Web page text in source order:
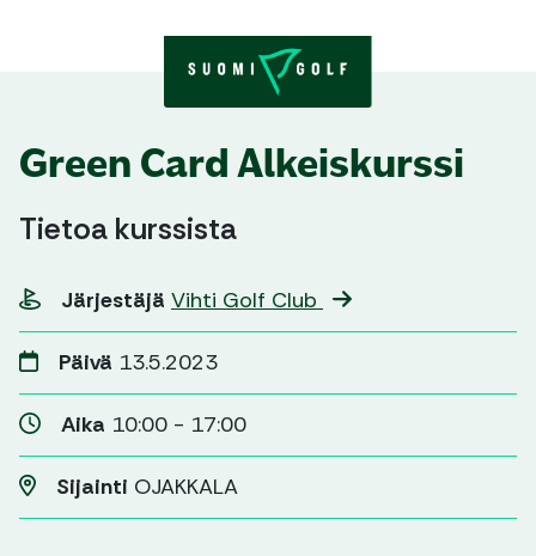
Green Card Alkeiskurssi
Tietoa kurssista
Järjestäjä Vihti Golf Club
Päivä 13.5.2023
Aika 10:00 - 17:00
Sijainti OJAKKALA